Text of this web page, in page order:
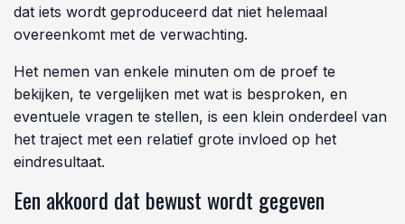
dat iets wordt geproduceerd dat niet helemaal
overeenkomt met de verwachting.
Het nemen van enkele minuten om de proef te
bekijken, te vergelijken met wat is besproken, en
eventuele vragen te stellen, is een klein onderdeel van
het traject met een relatief grote invloed op het
eindresultaat.
Een akkoord dat bewust wordt gegeven